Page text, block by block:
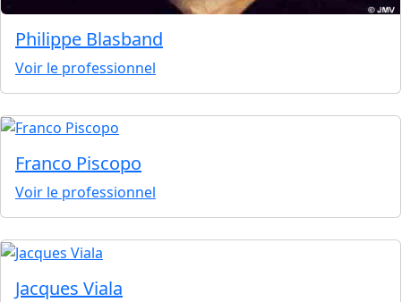
Philippe Blasband
Voir le professionnel
Franco Piscopo
Voir le professionnel
Jacques Viala